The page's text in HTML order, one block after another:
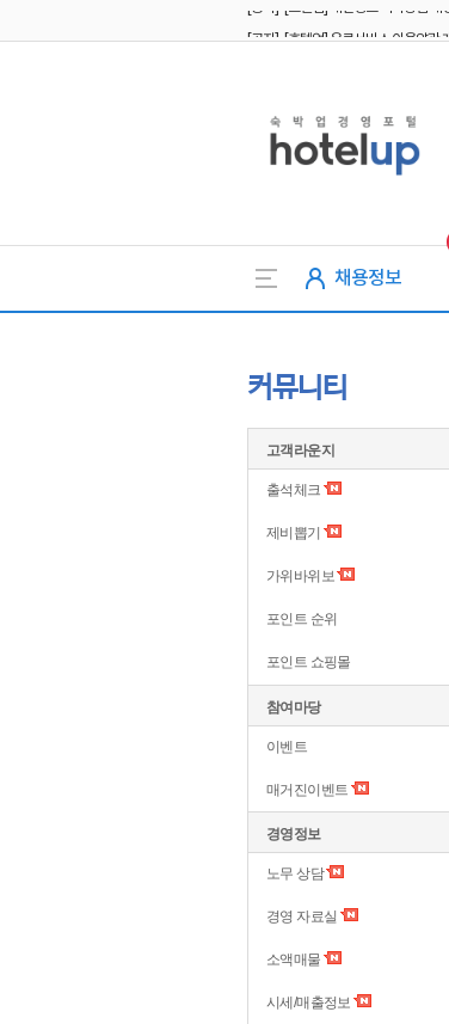
채용정보
커뮤니티
고객라운지
출석체크
제비뽑기
가위바위보
포인트 순위
포인트 쇼핑몰
참여마당
이벤트
매거진이벤트
경영정보
노무 상담
경영 자료실
소액매물
시세/매출정보